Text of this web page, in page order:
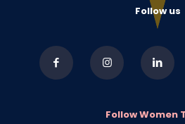
Follow us
Follow Women